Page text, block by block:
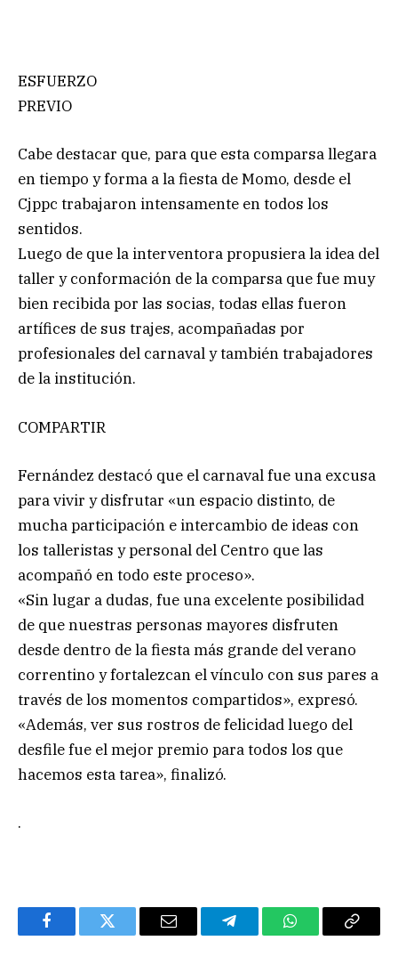
ESFUERZO
PREVIO
Cabe destacar que, para que esta comparsa llegara
en tiempo y forma a la fiesta de Momo, desde el
Cjppc trabajaron intensamente en todos los
sentidos.
Luego de que la interventora propusiera la idea del
taller y conformación de la comparsa que fue muy
bien recibida por las socias, todas ellas fueron
artífices de sus trajes, acompañadas por
profesionales del carnaval y también trabajadores
de la institución.
COMPARTIR
Fernández destacó que el carnaval fue una excusa
para vivir y disfrutar «un espacio distinto, de
mucha participación e intercambio de ideas con
los talleristas y personal del Centro que las
acompañó en todo este proceso».
«Sin lugar a dudas, fue una excelente posibilidad
de que nuestras personas mayores disfruten
desde dentro de la fiesta más grande del verano
correntino y fortalezcan el vínculo con sus pares a
través de los momentos compartidos», expresó.
«Además, ver sus rostros de felicidad luego del
desfile fue el mejor premio para todos los que
hacemos esta tarea», finalizó.
.
FacebookTwitter Email TelegramWhatsAppCopy